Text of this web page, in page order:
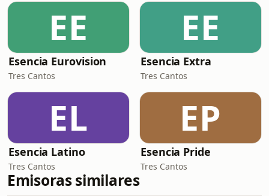
EE
Esencia Eurovision
Tres Cantos
EE
Esencia Extra
Tres Cantos
EL
Esencia Latino
Tres Cantos
EP
Esencia Pride
Tres Cantos
Emisoras similares